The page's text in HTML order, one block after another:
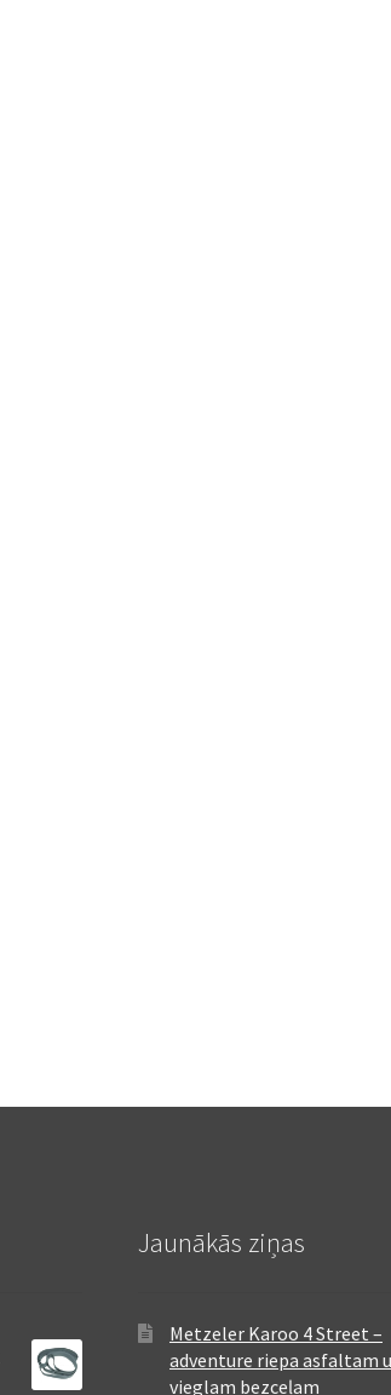
Jaunākās ziņas
Metzeler Karoo 4 Street –
adventure riepa asfaltam
vieglam bezceļam